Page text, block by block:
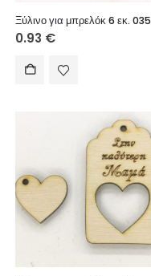
Ξύλινο για μπρελόκ 6 εκ. 035
0.93 €